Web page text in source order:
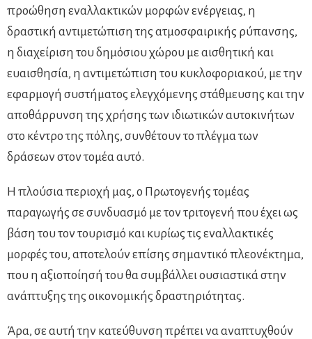
προώθηση εναλλακτικών μορφών ενέργειας, η
δραστική αντιμετώπιση της ατμοσφαιρικής ρύπανσης,
η διαχείριση του δημόσιου χώρου µε αισθητική και
ευαισθησία, η αντιμετώπιση του κυκλοφοριακού, με την
εφαρμογή συστήματος ελεγχόμενης στάθμευσης και την
αποθάρρυνση της χρήσης των ιδιωτικών αυτοκινήτων
στο κέντρο της πόλης, συνθέτουν το πλέγμα των
δράσεων στον τομέα αυτό.
Η πλούσια περιοχή μας, ο Πρωτογενής τομέας
παραγωγής σε συνδυασμό με τον τριτογενή που έχει ως
βάση του τον τουρισμό και κυρίως τις εναλλακτικές
μορφές του, αποτελούν επίσης σημαντικό πλεονέκτημα,
που η αξιοποίησή του θα συμβάλλει ουσιαστικά στην
ανάπτυξης της οικονομικής δραστηριότητας.
Άρα, σε αυτή την κατεύθυνση πρέπει να αναπτυχθούν